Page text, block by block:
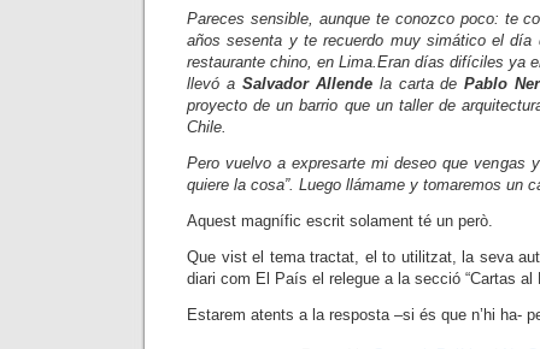
Pareces sensible, aunque te conozco poco: te
años sesenta y te recuerdo muy simático el día
restaurante chino, en Lima.Eran días difíciles ya
llevó a Salvador Allende la carta de Pablo
proyecto de un barrio que un taller de
Chile.
Pero vuelvo a expresarte mi deseo que vengas
quiere la cosa”. Luego llámame y tomaremos un
Aquest magnífic escrit solament té un però.
Que vist el tema tractat, el to utilitzat, la seva
diari com El País el relegue a la secció “Cartas al
Estarem atents a la resposta –si és que n’hi ha-